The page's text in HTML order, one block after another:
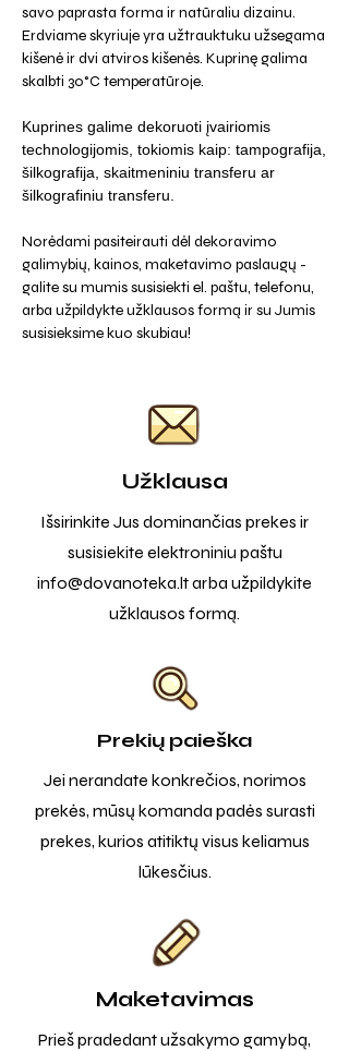
savo paprasta forma ir natūraliu dizainu.
Erdviame skyriuje yra užtrauktuku užsegama
kišenė ir dvi atviros kišenės. Kuprinę galima
skalbti 30°C temperatūroje.
Kuprines galime dekoruoti įvairiomis
technologijomis, tokiomis kaip: tampografija,
šilkografija, skaitmeniniu transferu ar
šilkografiniu transferu.
Norėdami pasiteirauti dėl dekoravimo
galimybių, kainos, maketavimo paslaugų -
galite su mumis susisiekti el. paštu, telefonu,
arba užpildykte užklausos formą ir su Jumis
susisieksime kuo skubiau!
Užklausa
Išsirinkite Jus dominančias prekes ir
susisiekite elektroniniu paštu
info@dovanoteka.ltarba užpildykite
užklausos formą.
Prekių paieška
Jei nerandate konkrečios, norimos
prekės, mūsų komanda padės surasti
prekes, kurios atitiktų visus keliamus
lūkesčius.
Maketavimas
Prieš pradedant užsakymo gamybą,